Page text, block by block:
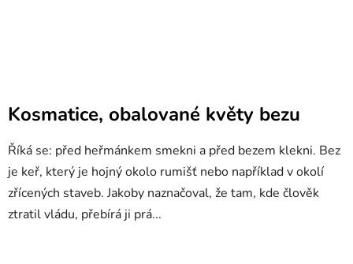
Kosmatice, obalované květy bezu
Říká se: před heřmánkem smekni a před bezem klekni. Bez
je keř, který je hojný okolo rumišť nebo například v okolí
zřícených staveb. Jakoby naznačoval, že tam, kde člověk
ztratil vládu, přebírá ji prá...